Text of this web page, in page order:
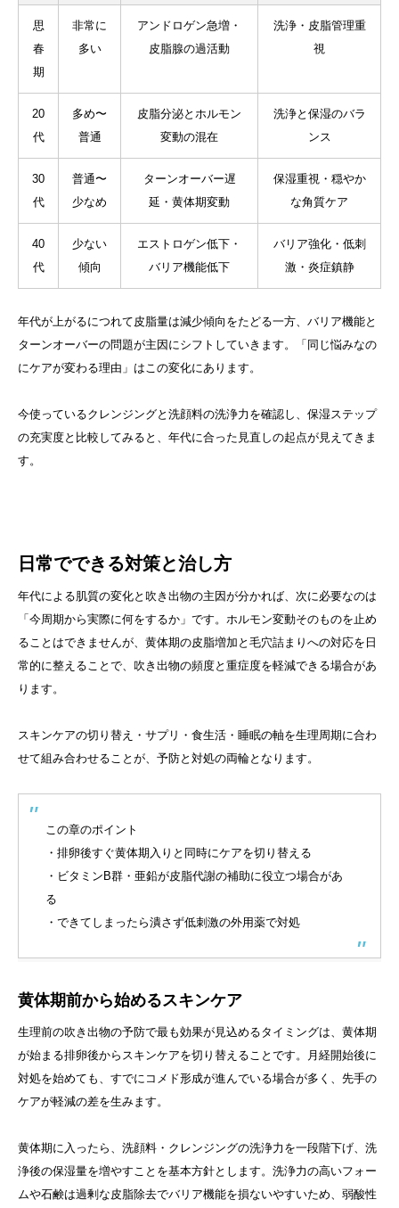
思
春
期
非常に
多い
アンドロゲン急増・
皮脂腺の過活動
洗浄・皮脂管理重
視
20
代
多め〜
普通
皮脂分泌とホルモン
変動の混在
洗浄と保湿のバラ
ンス
30
代
普通〜
少なめ
ターンオーバー遅
延・黄体期変動
保湿重視・穏やか
な角質ケア
40
代
少ない
傾向
エストロゲン低下・
バリア機能低下
バリア強化・低刺
激・炎症鎮静
年代が上がるにつれて皮脂量は減少傾向をたどる一方、バリア機能と
ターンオーバーの問題が主因にシフトしていきます。「同じ悩みなの
にケアが変わる理由」はこの変化にあります。
今使っているクレンジングと洗顔料の洗浄力を確認し、保湿ステップ
の充実度と比較してみると、年代に合った見直しの起点が見えてきま
す。
日常でできる対策と治し方
年代による肌質の変化と吹き出物の主因が分かれば、次に必要なのは
「今周期から実際に何をするか」です。ホルモン変動そのものを止め
ることはできませんが、黄体期の皮脂増加と毛穴詰まりへの対応を日
常的に整えることで、吹き出物の頻度と重症度を軽減できる場合があ
ります。
スキンケアの切り替え・サプリ・食生活・睡眠の軸を生理周期に合わ
せて組み合わせることが、予防と対処の両輪となります。
この章のポイント
・排卵後すぐ黄体期入りと同時にケアを切り替える
・ビタミンB群・亜鉛が皮脂代謝の補助に役立つ場合があ
る
・できてしまったら潰さず低刺激の外用薬で対処
黄体期前から始めるスキンケア
生理前の吹き出物の予防で最も効果が見込めるタイミングは、黄体期
が始まる排卵後からスキンケアを切り替えることです。月経開始後に
対処を始めても、すでにコメド形成が進んでいる場合が多く、先手の
ケアが軽減の差を生みます。
黄体期に入ったら、洗顔料・クレンジングの洗浄力を一段階下げ、洗
浄後の保湿量を増やすことを基本方針とします。洗浄力の高いフォー
ムや石鹸は過剰な皮脂除去でバリア機能を損ないやすいため、弱酸性